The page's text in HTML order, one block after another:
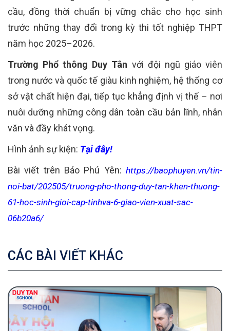
cầu, đồng thời chuẩn bị vững chắc cho học sinh
trước những thay đổi trong kỳ thi tốt nghiệp THPT
năm học 2025–2026.
Trường Phổ thông Duy Tân với đội ngũ giáo viên
trong nước và quốc tế giàu kinh nghiệm, hệ thống cơ
sở vật chất hiện đại, tiếp tục khẳng định vị thế – nơi
nuôi dưỡng những công dân toàn cầu bản lĩnh, nhân
văn và đầy khát vọng.
Hình ảnh sự kiện: Tại đây!
Bài viết trên Báo Phú Yên: https://baophuyen.vn/tin-
noi-bat/202505/truong-pho-thong-duy-tan-khen-thuong-
61-hoc-sinh-gioi-cap-tinhva-6-giao-vien-xuat-sac-
06b20a6/
CÁC BÀI VIẾT KHÁC